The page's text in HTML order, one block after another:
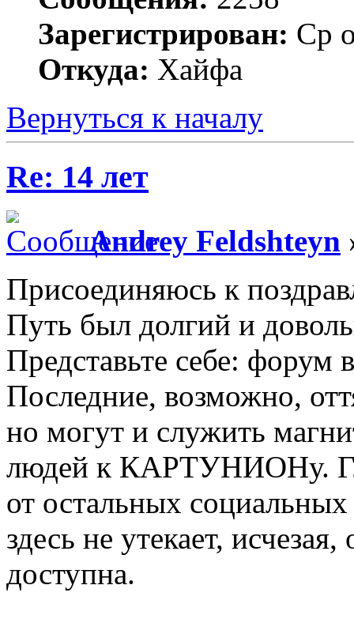
Зарегистрирован: Ср
Откуда: Хайфа
Вернуться к началу
Re: 14 лет
Andrey Feldshteyn
Присоединяюсь к
Путь был долгий и
Представьте себе: форум
Последние, возможно,
но могут и служить
людей к КАРТУНИОНу.
от остальных
здесь не утекает,
доступна.